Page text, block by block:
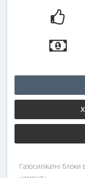
Газосилікатні